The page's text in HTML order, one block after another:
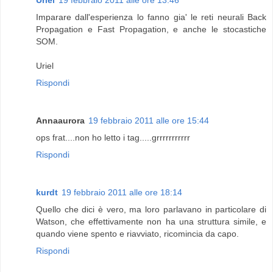
Imparare dall'esperienza lo fanno gia' le reti neurali Back
Propagation e Fast Propagation, e anche le stocastiche
SOM.
Uriel
Rispondi
Annaaurora 19 febbraio 2011 alle ore 15:44
ops frat....non ho letto i tag.....grrrrrrrrrrr
Rispondi
kurdt 19 febbraio 2011 alle ore 18:14
Quello che dici è vero, ma loro parlavano in particolare di
Watson, che effettivamente non ha una struttura simile, e
quando viene spento e riavviato, ricomincia da capo.
Rispondi